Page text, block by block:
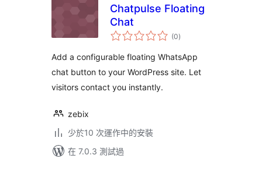
Chatpulse Floating
Chat
(0總
評)
Add a configurable floating WhatsApp
chat button to your WordPress site. Let
visitors contact you instantly.
zebix
少於10 次運作中的安裝
在 7.0.3 測試過